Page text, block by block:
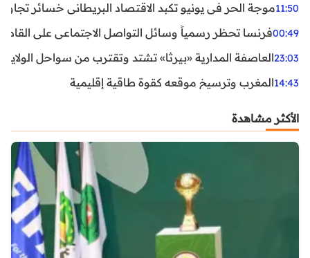
11:50موجة الحر في يونيو تكبد الاقتصاد البريطاني خسائر تجاوزت 1.5 مليار
00:49فرنسا تحظر رسمياً وسائل التواصل الاجتماعي على القاصرين
23:03العاصفة المدارية «بيرثا» تشتد وتقترب من سواحل
14:43المغرب وترسيخ موقعه كقوة طاقية إقليمية
الأكثر مشاهدة